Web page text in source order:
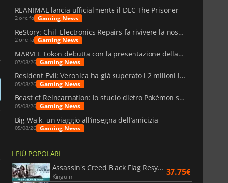
REANIMAL lancia ufficialmente il DLC The Prisoner
2 ore fa Gaming News
ReStory: Chill Electronics Repairs fa rivivere la nostalgia degli anni 2000
2 ore fa Gaming News
MARVEL Tōkon debutta con la presentazione della roadmap per il primo anno
07/08/26 Gaming News
Resident Evil: Veronica ha già superato i 2 milioni liste dei desideri
05/08/26 Gaming News
Beast of Reincarnation: lo studio dietro Pokémon su una nuova strada
05/08/26 Gaming News
Big Walk, un viaggio all’insegna dell’amicizia
05/08/26 Gaming News
I PIÙ POPOLARI
Assassin's Creed Black Flag Resynced
Kinguin 37.75€